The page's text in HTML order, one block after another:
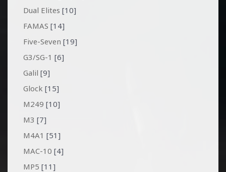
Dual Elites [10]
FAMAS [14]
Five-Seven [19]
G3/SG-1 [6]
Galil [9]
Glock [15]
M249 [10]
M3 [7]
M4A1 [51]
MAC-10 [4]
MP5 [11]